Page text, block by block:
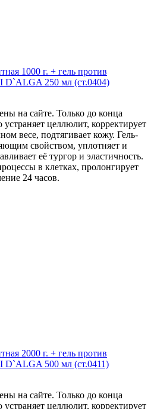
1000 г. + гель против
D`ALGA 250 мл (ст.0404)
на сайте. Только до конца
целлюлит, корректирует
весе, подтягивает кожу. Гель-
свойством, уплотняет и
её тургор и эластичность.
в клетках, пролонгирует
24 часов.
2000 г. + гель против
D`ALGA 500 мл (ст.0411)
на сайте. Только до конца
целлюлит, корректирует